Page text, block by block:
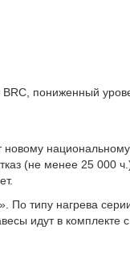
BRC, пониженный
новому
(не менее 25 000
По типу нагрева
идут в комплекте с